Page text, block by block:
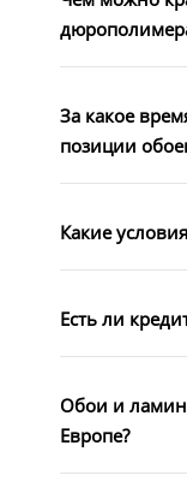
За какое
позиции
Какие
Есть ли
Обои и
Европе?